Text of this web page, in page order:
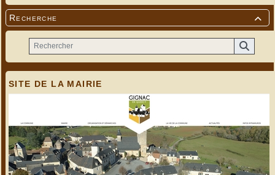

Recherche
SITE DE LA MAIRIE